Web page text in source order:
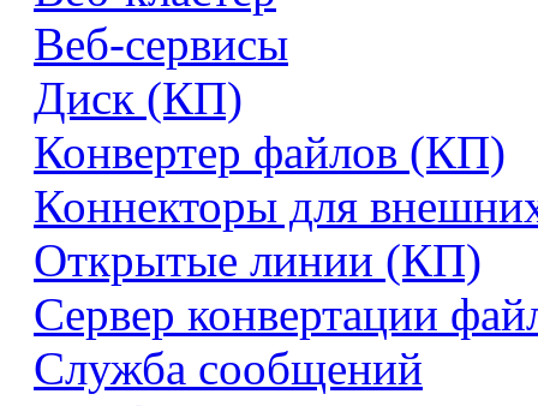
Веб-сервисы
Диск (КП)
Конвертер файлов (КП)
Коннекторы для
Открытые линии (КП)
Сервер конвертации
Служба сообщений